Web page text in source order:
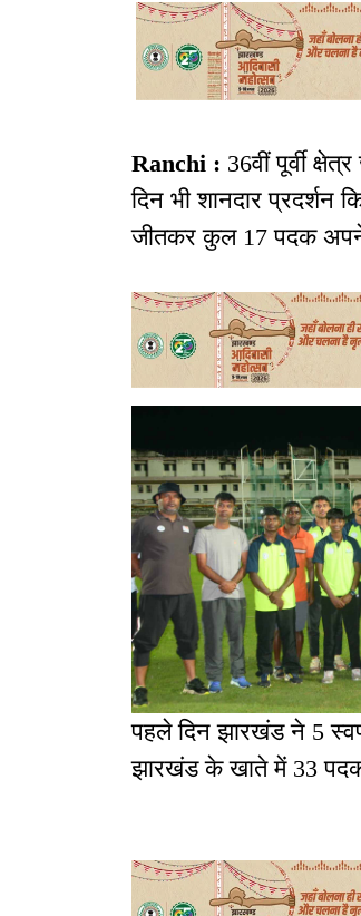
Ranchi : 36वीं पूर्वी
दिन भी शानदार
जीतकर कुल 17 पदक
पहले दिन झारखंड ने 5
झारखंड के खाते में 33 पदक